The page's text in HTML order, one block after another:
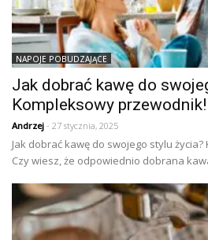
NAPOJE POBUDZAJĄCE
Jak dobrać kawę do
Kompleksowy przewodnik!
Andrzej - 27 stycznia, 2025
Jak dobrać kawę do swojego stylu
Czy wiesz, że odpowiednio dobrana